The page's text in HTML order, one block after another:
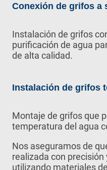
Conexión de grifos a
Instalación de grifos
purificación de agua
de alta calidad.
Instalación de grifos
Montaje de grifos que
temperatura del agua
Nos aseguramos de
realizada con
utilizando materiales